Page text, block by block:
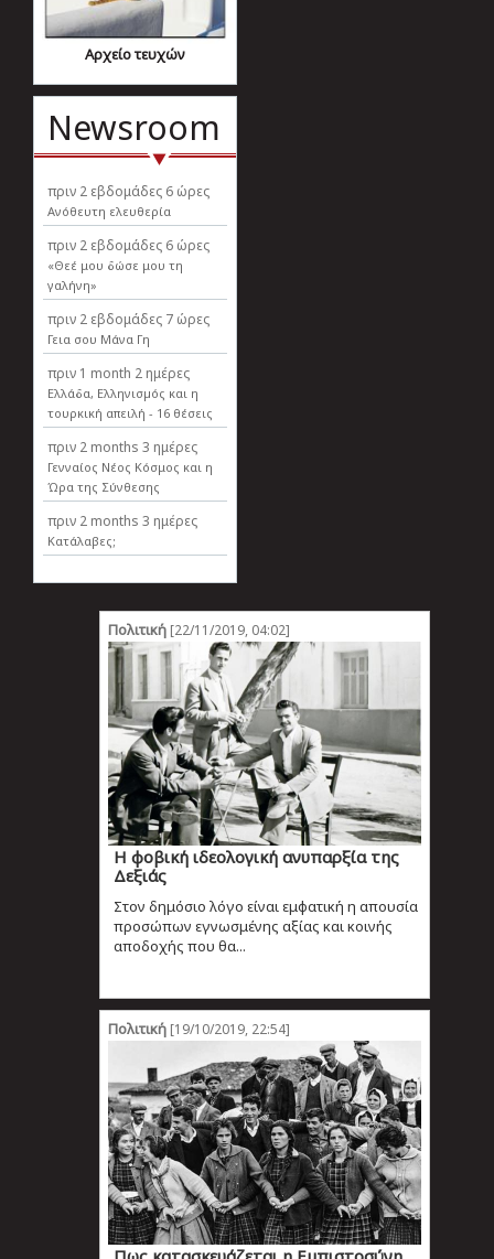
Αρχείο τευχών
Newsroom
πριν 2 εβδομάδες 6 ώρες
Ανόθευτη ελευθερία
πριν 2 εβδομάδες 6 ώρες
«Θεέ μου δώσε μου τη
γαλήνη»
πριν 2 εβδομάδες 7 ώρες
Γεια σου Μάνα Γη
πριν 1 month 2 ημέρες
Ελλάδα, Ελληνισµός και η
τουρκική απειλή - 16 θέσεις
πριν 2 months 3 ημέρες
Γενναίος Νέος Κόσμος και η
Ώρα της Σύνθεσης
πριν 2 months 3 ημέρες
Κατάλαβες;
Πολιτική[22/11/2019, 04:02]
Η φοβική ιδεολογική ανυπαρξία της
Δεξιάς
Στον δημόσιο λόγο είναι εμφατική η απουσία
προσώπων εγνωσμένης αξίας και κοινής
αποδοχής που θα...
Πολιτική[19/10/2019, 22:54]